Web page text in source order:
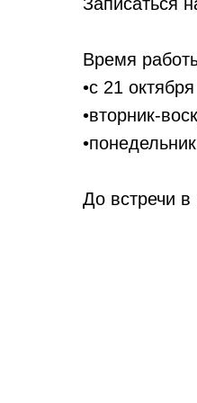
Время
•с 21
•вторник-
До встречи в